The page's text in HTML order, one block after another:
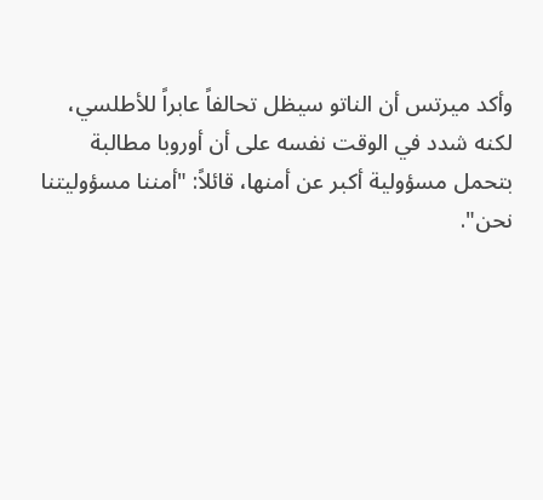
وأكد ميرتس أن الناتو سيظل تحالفاً عابراً للأطلسي،
لكنه شدد في الوقت نفسه على أن أوروبا مطالبة
بتحمل مسؤولية أكبر عن أمنها، قائلاً: "أمننا مسؤوليتنا
نحن".